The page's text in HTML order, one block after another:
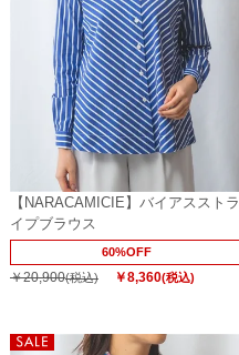
【NARACAMICIE】バイアスストラ
イプブラウス
60%OFF
￥20,900(税込) ￥8,360(税込)